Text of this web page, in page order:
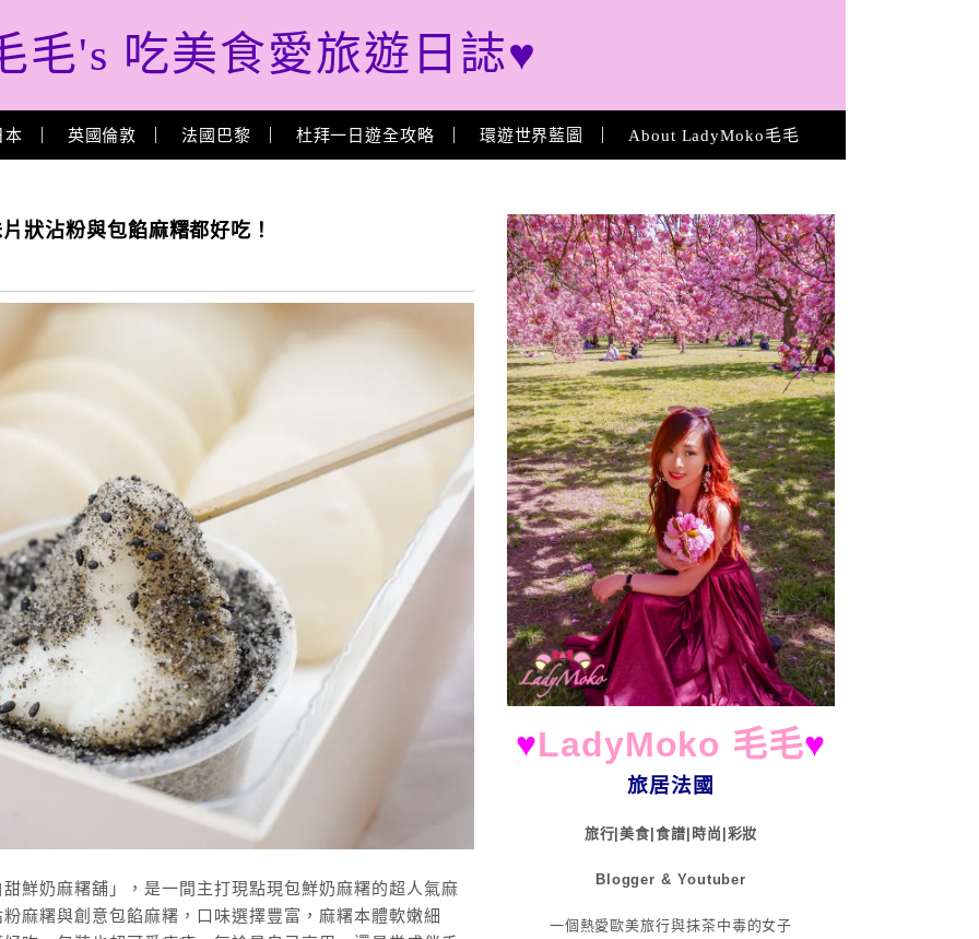
毛's 吃美食愛旅遊日誌♥
本 英國倫敦 法國巴黎 杜拜一日遊全攻略 環遊世界藍圖 About LadyMoko毛毛
狀沾粉與包餡麻糬都好吃！
鮮奶麻糬舖」，是一間主打現點現包鮮奶麻糬的超人氣麻
麻糬與創意包餡麻糬，口味選擇豐富，麻糬本體軟嫩細
About
♥LadyMoko 毛毛♥
旅居法國
旅行|美食|食譜|時尚|彩妝
Blogger & Youtuber
一個熱愛歐美旅行與抹茶中毒的女子